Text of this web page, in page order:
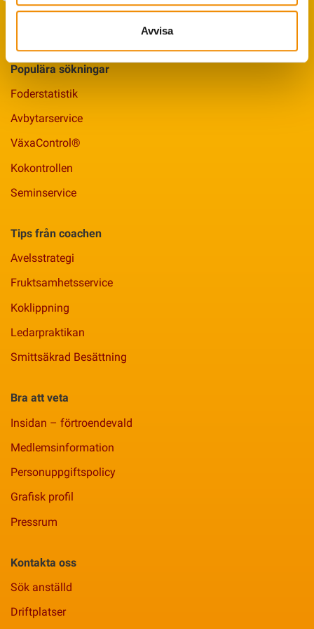
Avvisa
Populära sökningar
Foderstatistik
Avbytarservice
VäxaControl®
Kokontrollen
Seminservice
Tips från coachen
Avelsstrategi
Fruktsamhetsservice
Koklippning
Ledarpraktikan
Smittsäkrad Besättning
Bra att veta
Insidan – förtroendevald
Medlemsinformation
Personuppgiftspolicy
Grafisk profil
Pressrum
Kontakta oss
Sök anställd
Driftplatser